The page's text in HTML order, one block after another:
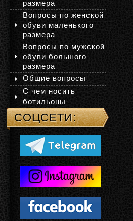
размера
Вопросы по женской
обуви маленького
размера
Вопросы по мужской
обуви большого
размера
Общие вопросы
С чем носить
ботильоны
СОЦСЕТИ: